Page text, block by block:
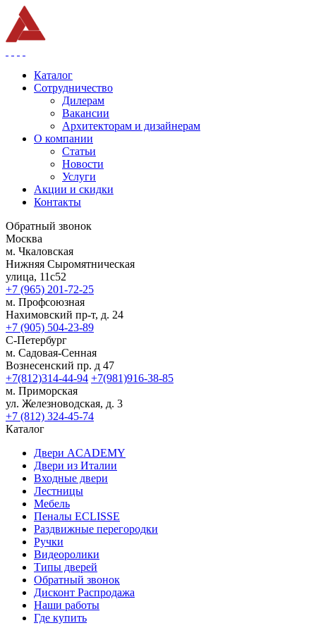
Каталог
Сотрудничество
Дилерам
Вакансии
Архитекторам и дизайнерам
О компании
Статьи
Новости
Услуги
Акции и скидки
Контакты
Обратный звонок
Москва
м. Чкаловская
Нижняя Сыромятническая
улица, 11с52
+7 (965) 201-72-25
м. Профсоюзная
Нахимовский пр-т, д. 24
+7 (905) 504-23-89
С-Петербург
м. Садовая-Сенная
Вознесенский пр. д 47
+7(812)314-44-94 +7(981)916-38-85
м. Приморская
ул. Железноводская, д. 3
+7 (812) 324-45-74
Каталог
Двери ACADEMY
Двери из Италии
Входные двери
Лестницы
Мебель
Пеналы ECLISSE
Раздвижные перегородки
Ручки
Видеоролики
Типы дверей
Обратный звонок
Дисконт Распродажа
Наши работы
Где купить